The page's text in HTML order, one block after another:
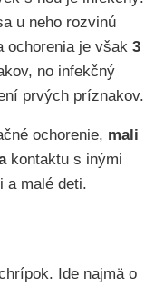
u neho rozvinú
ochorenia je však 3
no infekčný
prvých príznakov.
ochorenie, mali
kontaktu s inými
a malé deti.
Ide najmä o